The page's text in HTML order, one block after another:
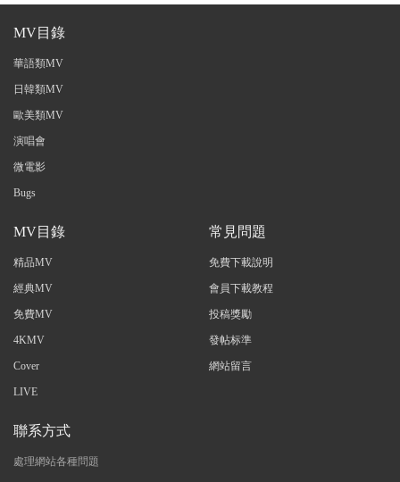
MV目錄
華語類MV
日韓類MV
歐美類MV
演唱會
微電影
Bugs
MV目錄
精品MV
經典MV
免費MV
4KMV
Cover
LIVE
常見問題
免費下載說明
會員下載教程
投稿獎勵
發帖标準
網站留言
聯系方式
處理網站各種問題